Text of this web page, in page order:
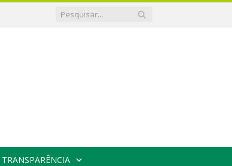
TRANSPARÊNCIA